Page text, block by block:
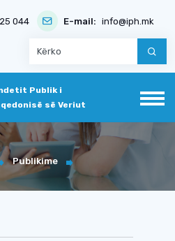
044 E-mail: info@iph.mk
Publik i
së Veriut
Publikime